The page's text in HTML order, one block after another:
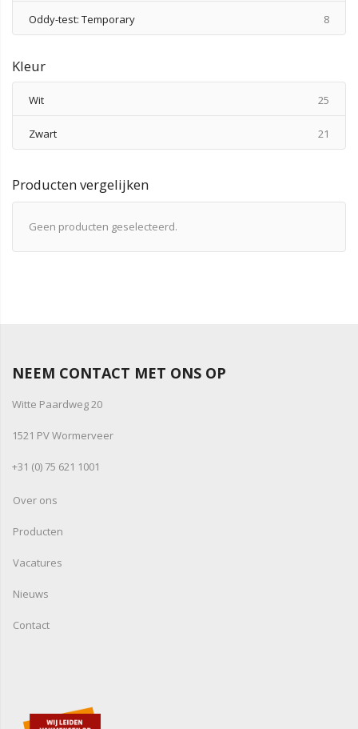
Oddy-test: Temporary 8
Kleur
Wit 25
Zwart 21
Producten vergelijken
Geen producten geselecteerd.
NEEM CONTACT MET ONS OP
Witte Paardweg 20
1521 PV Wormerveer
+31 (0) 75 621 1001
Over ons
Producten
Vacatures
Nieuws
Contact